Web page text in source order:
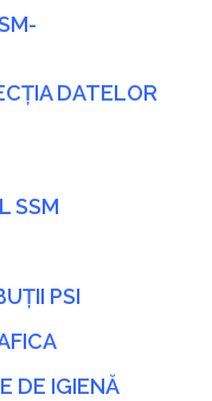
DATELOR
SSM
PSI
DE IGIENĂ